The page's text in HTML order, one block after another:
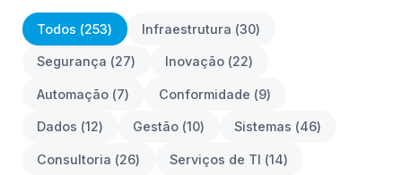
Todos (253) Infraestrutura (30)
Segurança (27) Inovação (22)
Automação (7) Conformidade (9)
Dados (12) Gestão (10) Sistemas (46)
Consultoria (26) Serviços de TI (14)